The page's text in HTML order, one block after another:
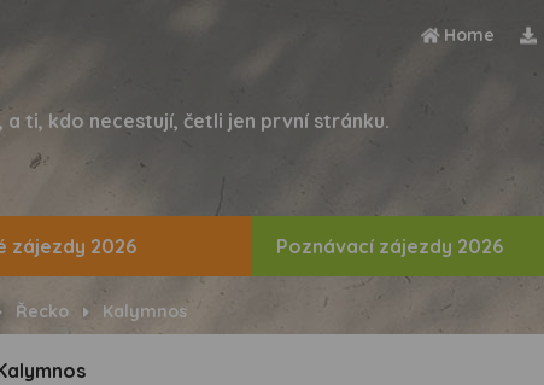
Home
a ti, kdo necestují, četli jen první stránku.
zájezdy 2026 Poznávací zájezdy 2026
Řecko Kalymnos